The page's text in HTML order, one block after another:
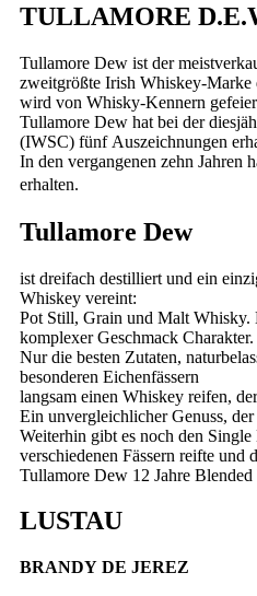
TULLAMORE
Tullamore Dew ist der
zweitgrößte Irish Whiskey-Marke
wird von Whisky-Kennern
Tullamore Dew hat bei der
(IWSC) fünf Auszeichnungen
In den vergangenen zehn Jahren
erhalten.
Tullamore Dew
ist dreifach destilliert und ein
Whiskey vereint:
Pot Still, Grain und Malt Whisky.
komplexer Geschmack Charakter.
Nur die besten Zutaten,
besonderen Eichenfässern
langsam einen Whiskey reifen,
Ein unvergleichlicher Genuss,
Weiterhin gibt es noch den
verschiedenen Fässern reifte und
Tullamore Dew 12 Jahre Blended
LUSTAU
BRANDY DE JEREZ